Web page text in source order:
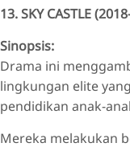
13. SKY CASTLE
Sinopsis:
Drama ini
lingkungan elite
pendidikan anak-
Mereka melakukan